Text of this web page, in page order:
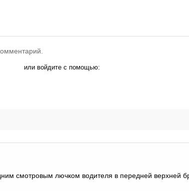
или войдите с помощью:
смотровым лючком водителя в передней верхней